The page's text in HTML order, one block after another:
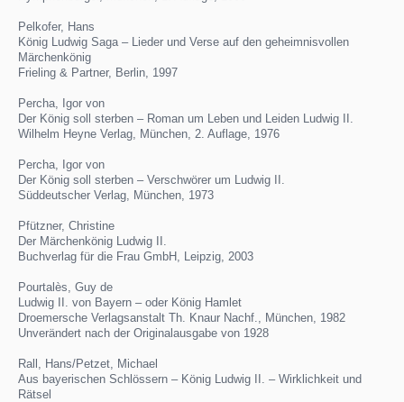
Pelkofer, Hans
König Ludwig Saga – Lieder und Verse auf den geheimnisvollen
Märchenkönig
Frieling & Partner, Berlin, 1997
Percha, Igor von
Der König soll sterben – Roman um Leben und Leiden Ludwig II.
Wilhelm Heyne Verlag, München, 2. Auflage, 1976
Percha, Igor von
Der König soll sterben – Verschwörer um Ludwig II.
Süddeutscher Verlag, München, 1973
Pfützner, Christine
Der Märchenkönig Ludwig II.
Buchverlag für die Frau GmbH, Leipzig, 2003
Pourtalès, Guy de
Ludwig II. von Bayern – oder König Hamlet
Droemersche Verlagsanstalt Th. Knaur Nachf., München, 1982
Unverändert nach der Originalausgabe von 1928
Rall, Hans/Petzet, Michael
Aus bayerischen Schlössern – König Ludwig II. – Wirklichkeit und
Rätsel